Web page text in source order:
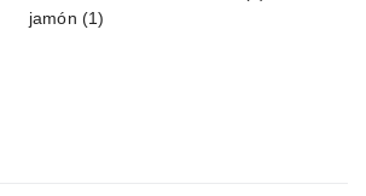
jamón (1)